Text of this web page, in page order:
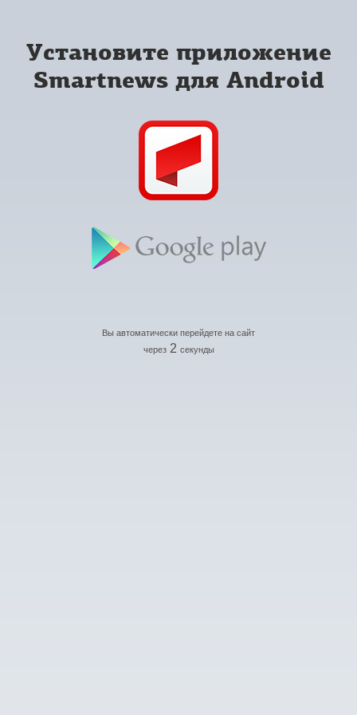
Установите приложение
Smartnews для Android
Вы автоматически перейдете на сайт
через 2 секунды